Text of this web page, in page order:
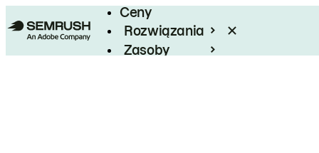
Ceny
Rozwiązania
Zasoby